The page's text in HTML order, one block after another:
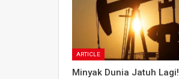
ARTICLE
Minyak Dunia Jatuh Lagi!